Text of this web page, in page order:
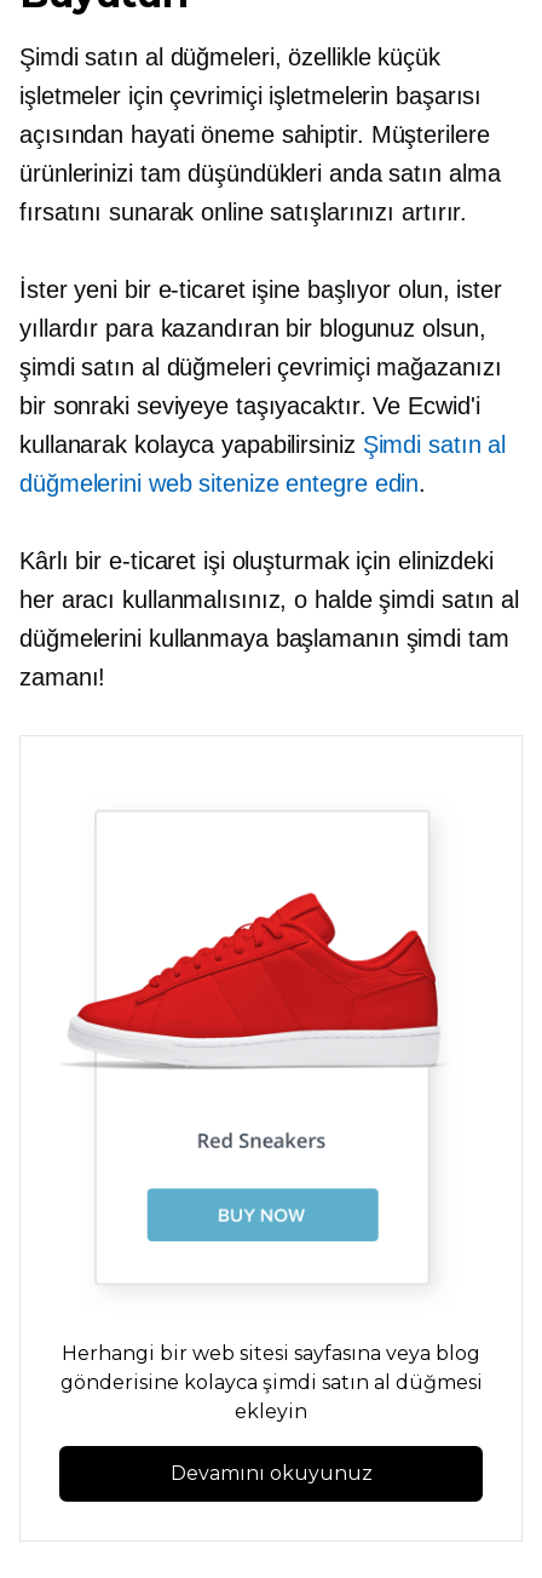
Şimdi satın al düğmeleri, özellikle küçük
işletmeler için çevrimiçi işletmelerin başarısı
açısından hayati öneme sahiptir. Müşterilere
ürünlerinizi tam düşündükleri anda satın alma
fırsatını sunarak online satışlarınızı artırır.
İster yeni bir e-ticaret işine başlıyor olun, ister
yıllardır para kazandıran bir blogunuz olsun,
şimdi satın al düğmeleri çevrimiçi mağazanızı
bir sonraki seviyeye taşıyacaktır. Ve Ecwid'i
kullanarak kolayca yapabilirsiniz Şimdi satın al
düğmelerini web sitenize entegre edin.
Kârlı bir e-ticaret işi oluşturmak için elinizdeki
her aracı kullanmalısınız, o halde şimdi satın al
düğmelerini kullanmaya başlamanın şimdi tam
zamanı!
Herhangi bir web sitesi sayfasına veya blog
gönderisine kolayca şimdi satın al düğmesi
ekleyin
Devamını okuyunuz